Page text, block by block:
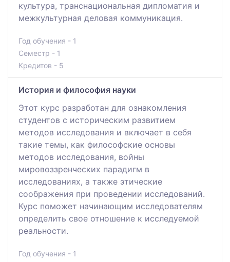
культура, транснациональная дипломатия и
межкультурная деловая коммуникация.
Год обучения - 1
Семестр - 1
Кредитов - 5
История и философия науки
Этот курс разработан для ознакомления
студентов с историческим развитием
методов исследования и включает в себя
такие темы, как философские основы
методов исследования, войны
мировоззренческих парадигм в
исследованиях, а также этические
соображения при проведении исследований.
Курс поможет начинающим исследователям
определить свое отношение к исследуемой
реальности.
Год обучения - 1